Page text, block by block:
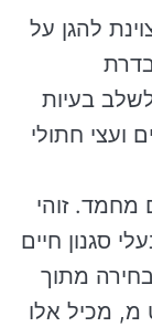
להגן על
בעיות
ועצי חתולי
זוהי
סגנון חיים
מתוך
מ, מכיל אלו